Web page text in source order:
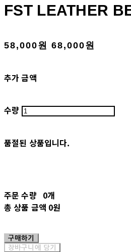
FST LEATHER
58,000원 68,000원
추가 금액
수량
품절된 상품입니다.
주문 수량 0개
총 상품 금액 0원
구매하기
장바구니에 담기